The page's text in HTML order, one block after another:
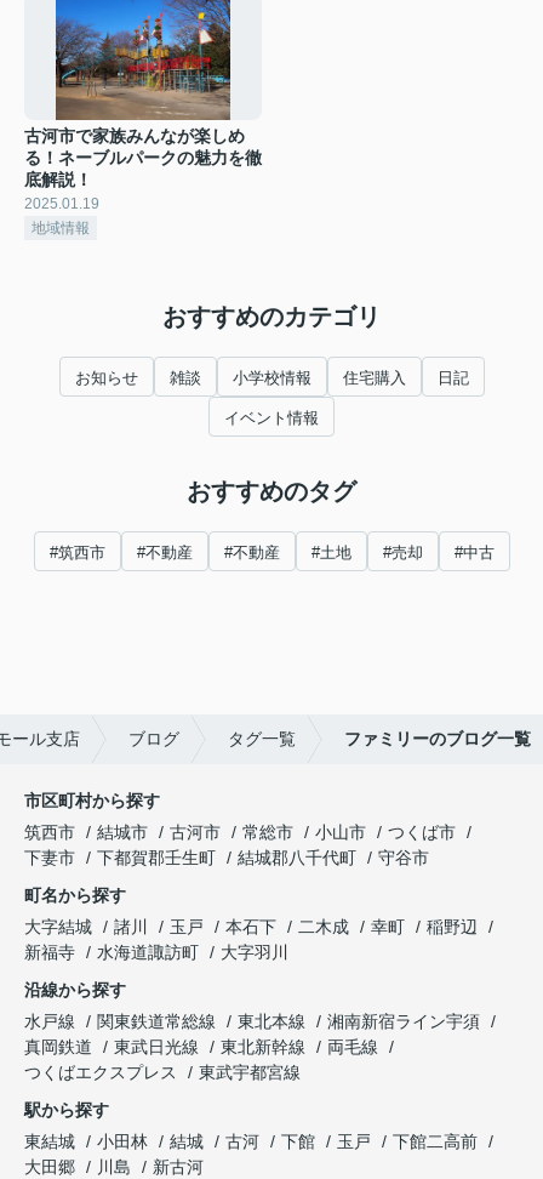
古河市で家族みんなが楽しめ
る！ネーブルパークの魅力を徹
底解説！
2025.01.19
地域情報
おすすめのカテゴリ
お知らせ 雑談 小学校情報 住宅購入 日記
イベント情報
おすすめのタグ
#筑西市 #不動産 #不動産 #土地 #売却 #中古
ール支店 ブログ タグ一覧 ファミリーのブログ一覧
市区町村から探す
筑西市
結城市 古河市 常総市 小山市
つくば市
下妻市
下都賀郡壬生町 結城郡八千代町
守谷市
町名から探す
大字結城
諸川 玉戸 本石下 二木成 幸町
稲野辺
新福寺
水海道諏訪町
大字羽川
沿線から探す
水戸線
関東鉄道常総線 東北本線
湘南新宿ライン宇須
真岡鉄道
東武日光線 東北新幹線
両毛線
つくばエクスプレス
東武宇都宮線
駅から探す
東結城
小田林 結城 古河 下館 玉戸
下館二高前
大田郷
川島 新古河